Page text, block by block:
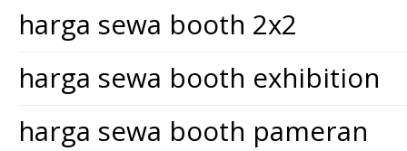
harga sewa booth 2x2
harga sewa booth exhibition
harga sewa booth pameran